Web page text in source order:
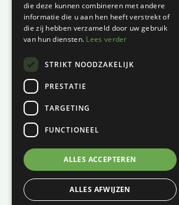
Privacyverklaring
Algemene voorwaarden
Levertijd en kosten
Herroepingsrecht &
KVK:01124270
BTW:NL001447694B61
06 – 121 815 49
die deze kunnen combineren met andere
informatie die u aan hen heeft verstrekt of
die zij hebben verzameld door uw gebruik
van hun diensten. Lees verder
STRIKT NOODZAKELIJK
PRESTATIE
TARGETING
FUNCTIONEEL
ALLES ACCEPTEREN
ALLES AFWIJZEN